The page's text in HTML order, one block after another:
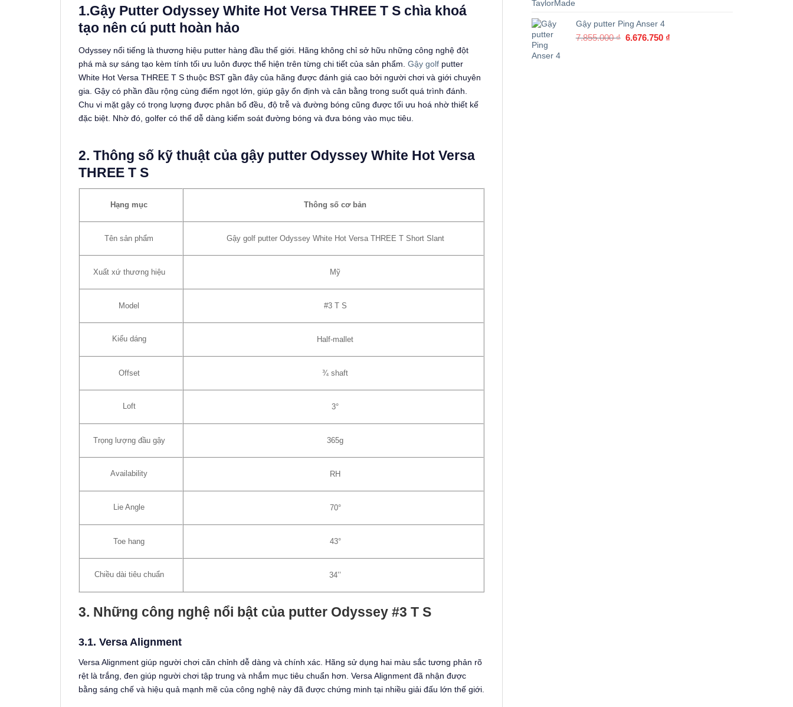
1.Gậy Putter Odyssey White Hot Versa THREE T S chìa khoá
tạo nên cú putt hoàn hảo
Odyssey nổi tiếng là thương hiệu putter hàng đầu thế giới. Hãng không chỉ sở hữu những công nghệ đột
phá mà sự sáng tạo kèm tính tối ưu luôn được thể hiện trên từng chi tiết của sản phẩm. Gậy golf putter
White Hot Versa THREE T S thuộc BST gần đây của hãng được đánh giá cao bởi người chơi và giới chuyên
gia. Gậy có phần đầu rộng cùng điểm ngọt lớn, giúp gậy ổn định và cân bằng trong suốt quá trình đánh.
Chu vi mặt gậy có trọng lượng được phân bổ đều, độ trễ và đường bóng cũng được tối ưu hoá nhờ thiết kế
đặc biệt. Nhờ đó, golfer có thể dễ dàng kiểm soát đường bóng và đưa bóng vào mục tiêu.
2. Thông số kỹ thuật của gậy putter Odyssey White Hot Versa
THREE T S
Hạng mục Thông số cơ bản
Tên sản phẩm Gậy golf putter Odyssey White Hot Versa THREE T Short Slant
Xuất xứ thương hiệu Mỹ
Model #3 T S
Kiểu dáng Half-mallet
Offset ¾ shaft
Loft 3°
Trọng lượng đầu gậy 365g
Availability RH
Lie Angle 70°
Toe hang 43°
Chiều dài tiêu chuẩn 34’’
3. Những công nghệ nổi bật của putter Odyssey #3 T S
3.1. Versa Alignment
Versa Alignment giúp người chơi căn chỉnh dễ dàng và chính xác. Hãng sử dụng hai màu sắc tương phản rõ
rệt là trắng, đen giúp người chơi tập trung và nhắm mục tiêu chuẩn hơn. Versa Alignment đã nhận được
bằng sáng chế và hiệu quả mạnh mẽ của công nghệ này đã được chứng minh tại nhiều giải đấu lớn thế giới.
Gậy putter Ping Anser 4
7.855.000₫ Giá
6.676.750 ₫